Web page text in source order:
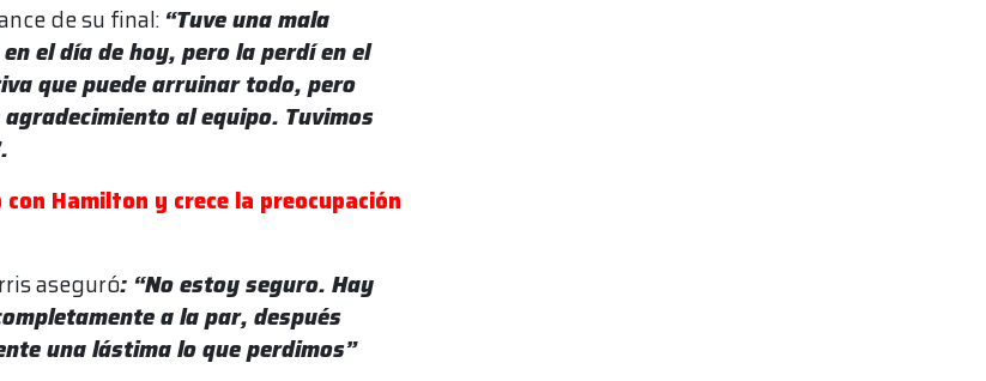
de su final:“Tuve una mala
el día de hoy, pero la perdí en el
que puede arruinar todo, pero
al equipo. Tuvimos
Hamilton y crece la preocupación
aseguró: “No estoy seguro. Hay
a la par, después
una lástima lo que perdimos”